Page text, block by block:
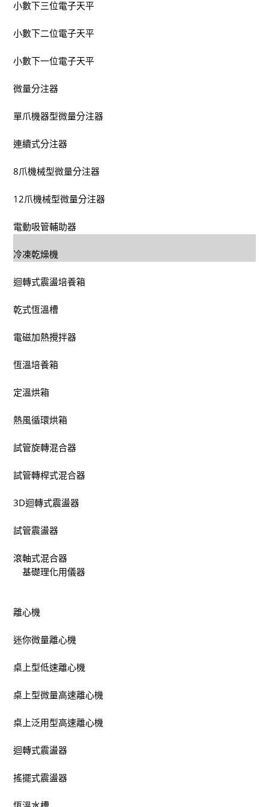
小數下三位電子天平
小數下二位電子天平
小數下一位電子天平
微量分注器
單爪機器型微量分注器
連續式分注器
8爪機械型微量分注器
12爪機械型微量分注器
電動吸管輔助器
冷凍乾燥機
迴轉式震盪培養箱
乾式恆溫槽
電磁加熱攪拌器
恆溫培養箱
定溫烘箱
熱風循環烘箱
試管旋轉混合器
試管轉桿式混合器
3D迴轉式震盪器
試管震盪器
滾軸式混合器
基礎理化用儀器
離心機
迷你微量離心機
桌上型低速離心機
桌上型微量高速離心機
桌上泛用型高速離心機
迴轉式震盪器
搖擺式震盪器